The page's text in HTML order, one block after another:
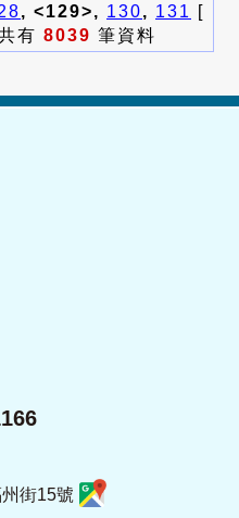
, <129>, 130, 131
[
有 8039 筆資料
街15號